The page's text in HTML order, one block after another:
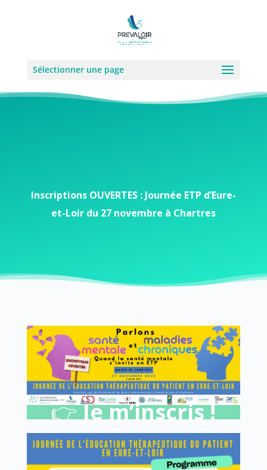
Sélectionner une page
Inscriptions OUVERTES : Journée ETP d’Eure-
et-Loir du 27 novembre à Chartres
👉Je m’inscris !